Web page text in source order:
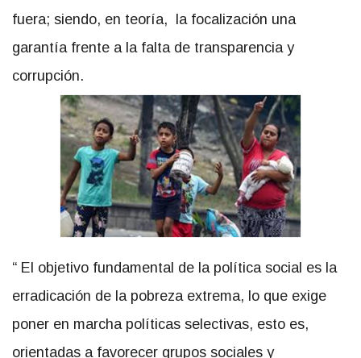
fuera; siendo, en teoría, la focalización una
garantía frente a la falta de transparencia y
corrupción.
“ El objetivo fundamental de la política social es la
erradicación de la pobreza extrema, lo que exige
poner en marcha políticas selectivas, esto es,
orientadas a favorecer grupos sociales y